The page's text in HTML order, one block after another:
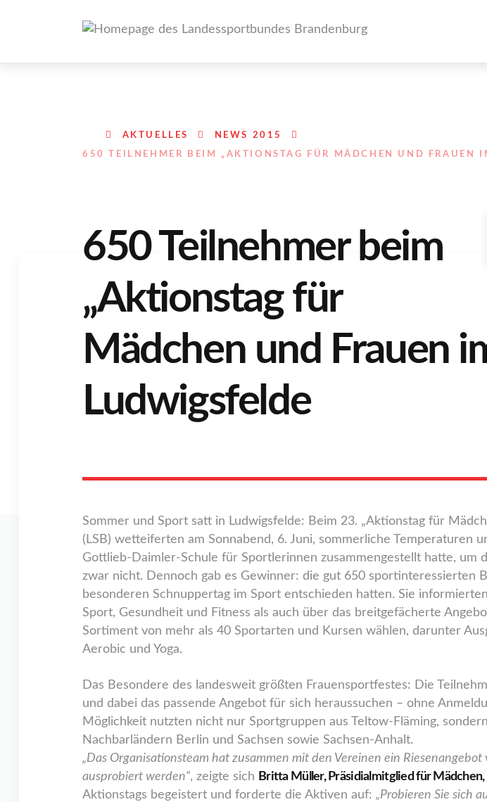
AKTUELLES NEWS 2015
650 TEILNEHMER BEIM „AKTIONSTAG FÜR MÄDCHEN UND FRAUEN
650 Teilnehmer beim
„Aktionstag für
Mädchen und Frauen
Ludwigsfelde
Sommer und Sport satt in Ludwigsfelde: Beim 23. „Aktionstag für
(LSB) wetteiferten am Sonnabend, 6. Juni, sommerliche Temperaturen
Gottlieb-Daimler-Schule für Sportlerinnen zusammengestellt hatte, um
zwar nicht. Dennoch gab es Gewinner: die gut 650 sportinteressierten
besonderen Schnuppertag im Sport entschieden hatten. Sie
Sport, Gesundheit und Fitness als auch über das breitgefächerte
Sortiment von mehr als 40 Sportarten und Kursen wählen, darunter
Aerobic und Yoga.
Das Besondere des landesweit größten Frauensportfestes: Die
und dabei das passende Angebot für sich heraussuchen – ohne
Möglichkeit nutzten nicht nur Sportgruppen aus Teltow-Fläming,
Nachbarländern Berlin und Sachsen sowie Sachsen-Anhalt.
„Das Organisationsteam hat zusammen mit den Vereinen ein
ausprobiert werden“, zeigte sich Britta Müller, Präsidialmitglied für
Aktionstags begeistert und forderte die Aktiven auf: „Probieren Sie sich